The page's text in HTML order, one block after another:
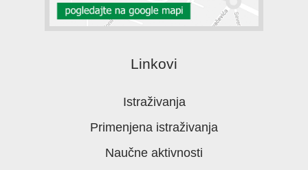
Linkovi
Istraživanja
Primenjena istraživanja
Naučne aktivnosti